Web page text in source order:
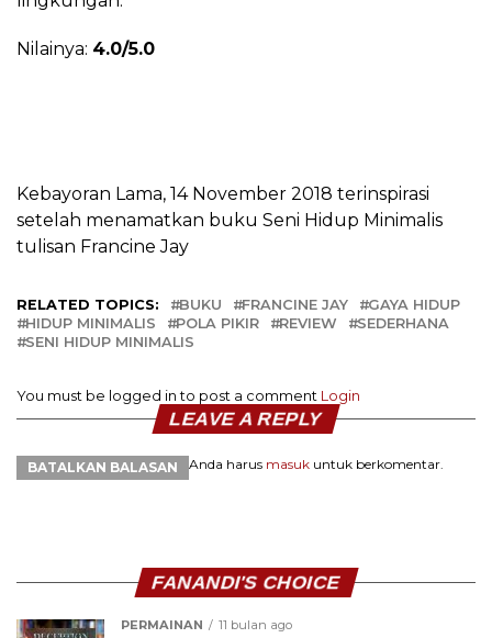
Nilainya: 4.0/5.0
Kebayoran Lama, 14 November 2018 terinspirasi
setelah menamatkan buku Seni Hidup Minimalis
tulisan Francine Jay
RELATED TOPICS: BUKU FRANCINE JAY
GAYA HIDUP
HIDUP MINIMALIS
POLA PIKIR REVIEW
SEDERHANA
SENI HIDUP MINIMALIS
You must be logged in to post a comment Login
LEAVE A REPLY
BATALKAN BALASAN Anda harus masuk untuk berkomentar.
FANANDI'S CHOICE
PERMAINAN 11 bulan ago